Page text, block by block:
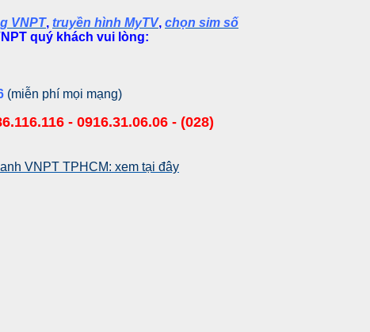
VNPT, truyền hình MyTV, chọn sim số
quý khách vui lòng:
(miễn phí mọi mạng)
- 0916.31.06.06 - (028)
VNPT TPHCM: xem tại đây